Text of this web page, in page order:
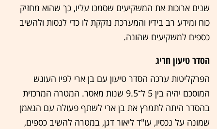
שנים ארוכות את המשקיעים שסמכו עליו, כך שהוא מחזיק
כוח ומידע רב בידיו והמערכת נזקקת לו כדי לנסות ולהשיב
כספים למשקיעים שהונה.
הסדר טיעון חריג
הפרקליטות ערכה הסדר טיעון עם בן ארי לפיו העונש
המוסכם יהיה בין 5 ל־9.5 שנות מאסר. המטרה המרכזית
בהסדר היתה לתמרץ את בן ארי לשתף פעולה עם הנאמן
שמונה על נכסיו, עו"ד ליאור דגן, במטרה להשיב כספים,